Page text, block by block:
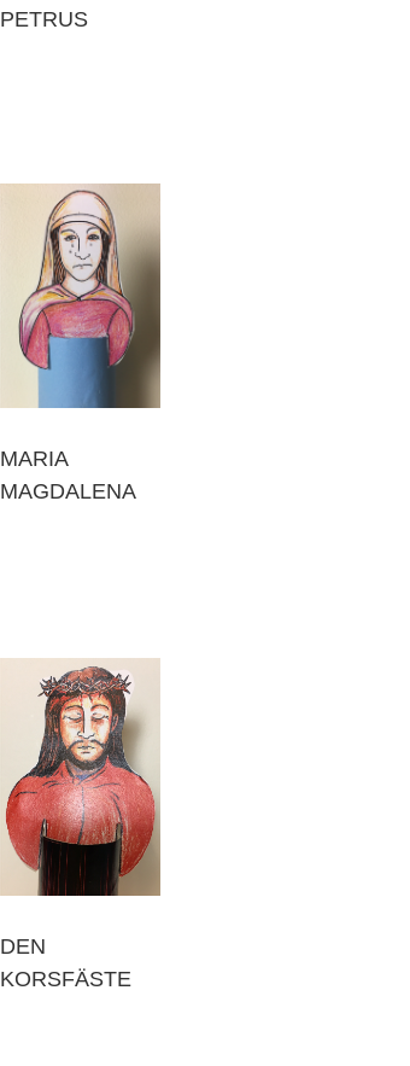
PETRUS
MARIA
MAGDALENA
DEN
KORSFÄSTE